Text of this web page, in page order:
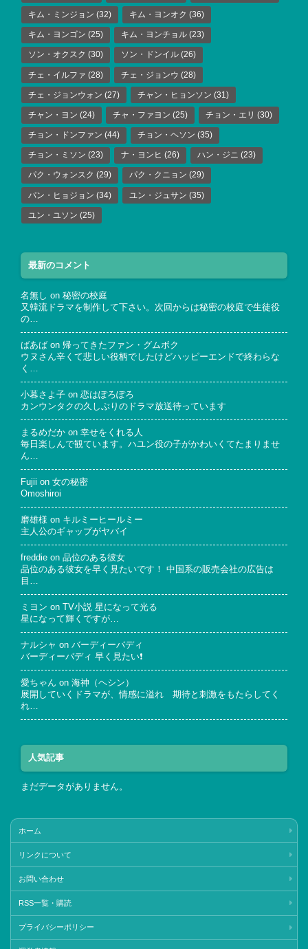
キム・ミンジョン (32) キム・ヨンオク (36)
キム・ヨンゴン (25) キム・ヨンチョル (23)
ソン・オクスク (30) ソン・ドンイル (26)
チェ・イルファ (28) チェ・ジョンウ (28)
チェ・ジョンウォン (27) チャン・ヒョンソン (31)
チャン・ヨン (24) チャ・ファヨン (25) チョン・エリ (30)
チョン・ドンファン (44) チョン・ヘソン (35)
チョン・ミソン (23) ナ・ヨンヒ (26) ハン・ジニ (23)
パク・ウォンスク (29) パク・クニョン (29)
パン・ヒョジョン (34) ユン・ジュサン (35)
ユン・ユソン (25)
最新のコメント
名無し on 秘密の校庭
又韓流ドラマを制作して下さい。次回からは秘密の校庭で生徒役
の…
ばあば on 帰ってきたファン・グムボク
ウヌさん辛くて悲しい役柄でしたけどハッピーエンドで終わらな
く…
小暮さよ子 on 恋はぽろぽろ
カンウンタクの久しぶりのドラマ放送待っています
まるめだか on 幸せをくれる人
毎日楽しんで観ています。ハユン役の子がかわいくてたまりませ
ん…
Fujii on 女の秘密
Omoshiroi
磨雄様 on キルミーヒールミー
主人公のギャップがヤバイ
freddie on 品位のある彼女
品位のある彼女を早く見たいです！ 中国系の販売会社の広告は
目…
ミヨン on TV小説 星になって光る
星になって輝くですが…
ナルシャ on バーディーバディ
バーディーバディ 早く見たい❗
愛ちゃん on 海神（ヘシン）
展開していくドラマが、情感に溢れ 期待と刺激をもたらしてく
れ…
人気記事
まだデータがありません。
ホーム
リンクについて
お問い合わせ
RSS一覧・購読
プライバシーポリシー